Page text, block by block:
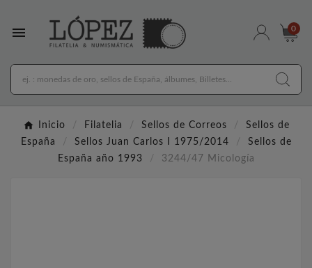
 0
Inicio Filatelia Sellos de Correos
Sellos de
España
Sellos Juan Carlos I 1975/2014
Sellos de
España año 1993
3244/47 Micología